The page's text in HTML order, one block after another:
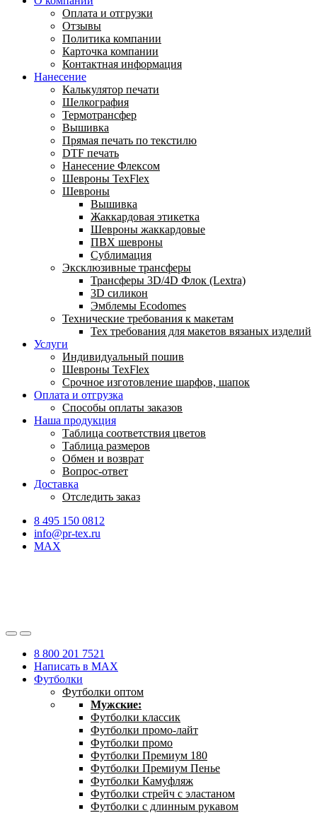
Оплата и отгрузки
Отзывы
Политика компании
Карточка компании
Контактная информация
Нанесение
Калькулятор печати
Шелкография
Термотрансфер
Вышивка
Прямая печать по текстилю
DTF печать
Нанесение Флексом
Шевроны TexFlex
Шевроны
Вышивка
Жаккардовая этикетка
Шевроны жаккардовые
ПВХ шевроны
Сублимация
Эксклюзивные трансферы
Трансферы 3D/4D Флок (Lextra)
3D силикон
Эмблемы Ecodomes
Технические требования к макетам
Тех требования для макетов вязаных изделий
Услуги
Индивидуальный пошив
Шевроны TexFlex
Срочное изготовление шарфов, шапок
Оплата и отгрузка
Способы оплаты заказов
Наша продукция
Таблица соответствия цветов
Таблица размеров
Обмен и возврат
Вопрос-ответ
Доставка
Отследить заказ
8 495 150 0812
info@pr-tex.ru
MAX
8 800 201 7521
Написать в MAX
Футболки
Футболки оптом
Мужские:
Футболки классик
Футболки промо-лайт
Футболки промо
Футболки Премиум 180
Футболки Премиум Пенье
Футболки Камуфляж
Футболки стрейч с эластаном
Футболки с длинным рукавом